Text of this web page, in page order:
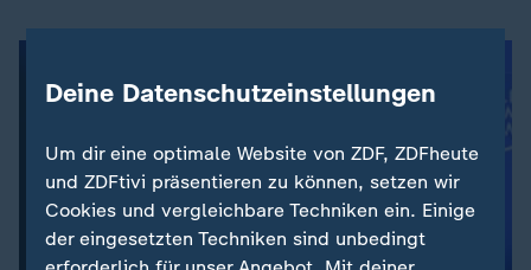
Deine Datenschutzeinstellungen
Um dir eine optimale Website von ZDF, ZDFheute
und ZDFtivi präsentieren zu können, setzen wir
Cookies und vergleichbare Techniken ein. Einige
der eingesetzten Techniken sind unbedingt